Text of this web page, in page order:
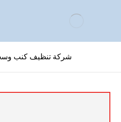
شركة تنظيف كنب